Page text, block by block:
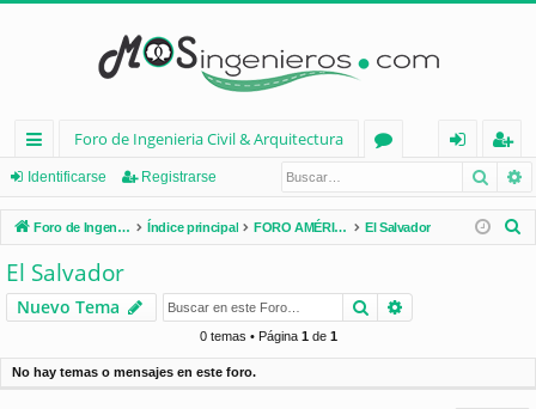
nl
ac
es
rá
pi
d
Foro de Ingenieria Civil & Arquitectura
os
nt
ifi
e
eg
ist
ra
Identificarse Registrarse
Foro de Ingenieria Civil & Arquitectura Índice principal FORO AMÉRICA LATINA El Salvador
r
El Salvador
Nuevo Tema Buscar
0 temas • Página 1de 1
No hay temas o mensajes en este foro.